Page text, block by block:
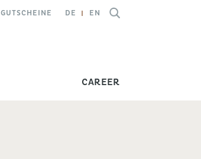
GUTSCHEINE DE EN
CAREER